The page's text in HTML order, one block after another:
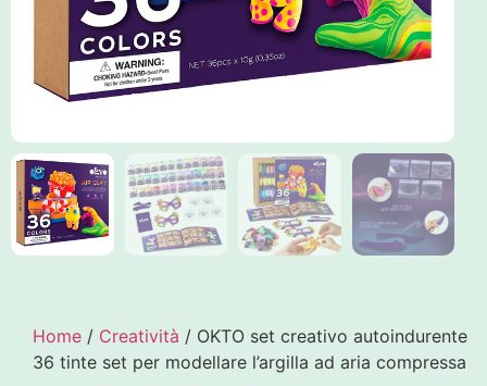
Home / Creatività / OKTO set creativo autoindurente
36 tinte set per modellare l’argilla ad aria compressa